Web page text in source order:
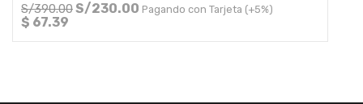
S/390.00S/230.00 Pagando con Tarjeta (+5%)
$ 67.39